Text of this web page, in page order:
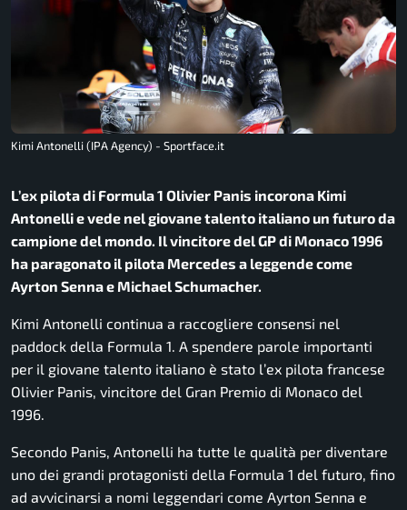
Kimi Antonelli (IPA Agency) - Sportface.it
L’ex pilota di Formula 1 Olivier Panis incorona Kimi
Antonelli e vede nel giovane talento italiano un futuro da
campione del mondo. Il vincitore del GP di Monaco 1996
ha paragonato il pilota Mercedes a leggende come
Ayrton Senna e Michael Schumacher.
Kimi Antonelli continua a raccogliere consensi nel
paddock della Formula 1. A spendere parole importanti
per il giovane talento italiano è stato l’ex pilota francese
Olivier Panis, vincitore del Gran Premio di Monaco del
1996.
Secondo Panis, Antonelli ha tutte le qualità per diventare
uno dei grandi protagonisti della Formula 1 del futuro, fino
ad avvicinarsi a nomi leggendari come Ayrton Senna e